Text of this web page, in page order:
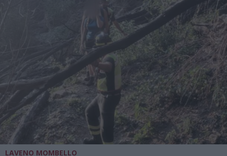
LAVENO MOMBELLO